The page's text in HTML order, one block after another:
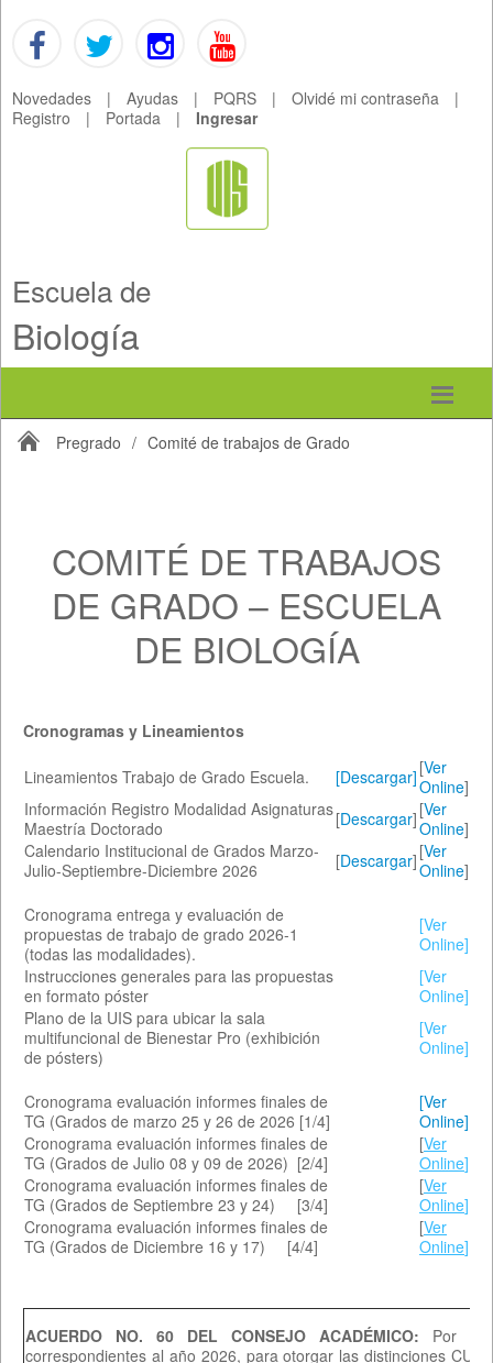
Novedades | Ayudas | PQRS | Olvidé mi contraseña
|
Registro
| Portada | Ingresar
Escuela de
Biología
Pregrado / Comité de trabajos de Grado